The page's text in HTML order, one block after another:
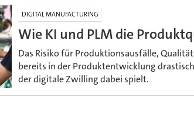
DIGITAL MANUFACTURING
Wie KI und PLM die
Das Risiko für Produktionsausfälle,
bereits in der Produktentwicklung
der digitale Zwilling dabei spielt.